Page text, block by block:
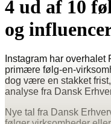
4 ud af 10
og
Instagram har
primære følg-en-
dog være en stakket
analyse fra Dansk
Nye tal fra Dansk